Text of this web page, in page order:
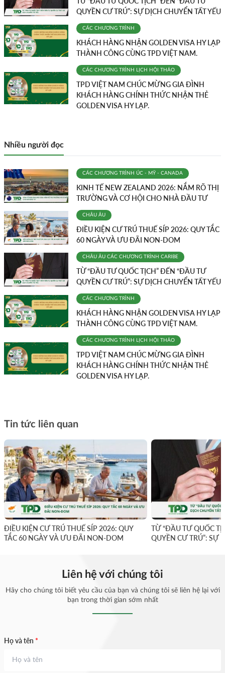
QUYỀN CƯ TRÚ”: SỰ DỊCH CHUYỂN TẤT YẾU
CÁC CHƯƠNG TRÌNH
KHÁCH HÀNG NHẬN GOLDEN VISA HY LẠP
THÀNH CÔNG CÙNG TPD VIỆT NAM.
CÁC CHƯƠNG TRÌNH LỊCH HỘI THẢO
TPD VIỆT NAM CHÚC MỪNG GIA ĐÌNH
KHÁCH HÀNG CHÍNH THỨC NHẬN THẺ
GOLDEN VISA HY LẠP.
Nhiều người đọc
CÁC CHƯƠNG TRÌNH ÚC - MỸ - CANADA
KINH TẾ NEW ZEALAND 2026: NẮM RÕ THỊ
TRƯỜNG VÀ CƠ HỘI CHO NHÀ ĐẦU TƯ
CHÂU ÂU
ĐIỀU KIỆN CƯ TRÚ THUẾ SÍP 2026: QUY TẮC
60 NGÀY VÀ ƯU ĐÃI NON-DOM
CHÂU ÂU CÁC CHƯƠNG TRÌNH CARIBE
TỪ “ĐẦU TƯ QUỐC TỊCH” ĐẾN “ĐẦU TƯ
QUYỀN CƯ TRÚ”: SỰ DỊCH CHUYỂN TẤT YẾU
CÁC CHƯƠNG TRÌNH
KHÁCH HÀNG NHẬN GOLDEN VISA HY LẠP
THÀNH CÔNG CÙNG TPD VIỆT NAM.
CÁC CHƯƠNG TRÌNH LỊCH HỘI THẢO
TPD VIỆT NAM CHÚC MỪNG GIA ĐÌNH
KHÁCH HÀNG CHÍNH THỨC NHẬN THẺ
GOLDEN VISA HY LẠP.
Tin tức liên quan
ĐIỀU KIỆN CƯ TRÚ THUẾ SÍP 2026: QUY
TẮC 60 NGÀY VÀ ƯU ĐÃI NON-DOM
TỪ “ĐẦU TƯ QUỐC
QUYỀN CƯ TRÚ”: SỰ
Liên hệ với chúng tôi
Hãy cho chúng tôi biết yêu cầu của bạn và chúng tôi sẽ liên hệ lại với
bạn trong thời gian sớm nhất
Họ và tên *